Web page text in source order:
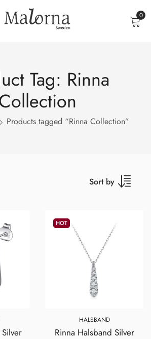
0
Tag: Rinna
Products tagged “Rinna Collection”
Sort by
HOT
HALSBAND
Rinna Halsband Silver